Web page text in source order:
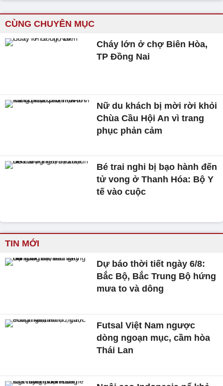
CÙNG CHUYÊN MỤC
Cháy lớn ở chợ Biên Hòa,
TP Đồng Nai
Nữ du khách bị mời rời khỏi
Chùa Cầu Hội An vì trang
phục phản cảm
Bé trai nghi bị bạo hành đến
tử vong ở Thanh Hóa: Bộ Y
tế vào cuộc
TIN MỚI
Dự báo thời tiết ngày 6/8:
Bắc Bộ, Bắc Trung Bộ hứng
mưa to và dông
Futsal Việt Nam ngược
dòng ngoạn mục, cầm hòa
Thái Lan